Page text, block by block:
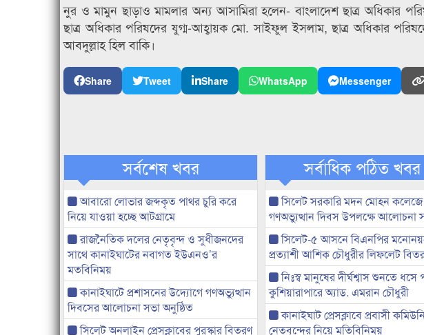
নুর ও মামুন ছাড়াও মামলার অন্য আসামিরা হলেন- বাংলাদেশ ছাত্র অধিকার
ছাত্র অধিকার পরিষদের যুগ্ম-আহ্বায়ক মো. সাইফুল ইসলাম, ছাত্র অধিকার
আবদুল্লাহ হিল বাকি।
Share Tweet Share WhatsApp Messenger
সর্বশেষ খবর
আবারো লোভার জব্দকৃত পাথর চুরি করে
নিয়ে যাওয়া হচ্ছে আটগ্রামে
রাজনৈতিক দলের নেতৃবৃন্দ ও সুধীজনদের
সাথে কানাইঘাটের নবাগত ইউএনও’র
মতবিনিময়
কানাইঘাটে প্রশাসনের উদ্যোগে গণঅভ্যুত্থান
দিবসের আলোচনা সভা অনুষ্ঠিত
সিলেট অনলাইন প্রেসক্লাবের পুরস্কার বিতরণ
সর্বাধিক পঠিত খবর
সিলেট সরকারি মদন মোহন
গণঅভ্যুত্থান দিবস উপলক্ষে আলোচনা
সিলেট-৫ আসনে বিএনপির
প্রত্যাশী আশিক চৌধুরীর লিফলেট
নিঃস্ব মানুষের দীর্ঘশ্বাস শুনতে ধসে
কুশিয়ারাপারে অ্যাড. এমরান চৌধুরী
কানাইঘাট প্রেসক্লাবে প্রবাসী
নেতৃবৃন্দের নিয়ে মতিবিনিময়